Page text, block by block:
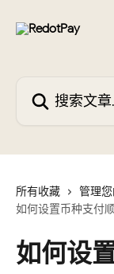
所有收藏 管理
如何设置币种支付顺
如何设